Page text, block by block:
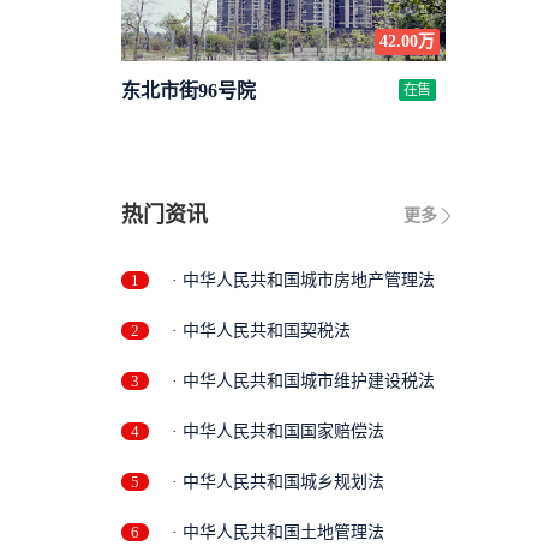
42.00万
东北市街96号院 在售
更多
热门资讯
1 · 中华人民共和国城市房地产管理法
2 · 中华人民共和国契税法
3 · 中华人民共和国城市维护建设税法
4 · 中华人民共和国国家赔偿法
5 · 中华人民共和国城乡规划法
6 · 中华人民共和国土地管理法